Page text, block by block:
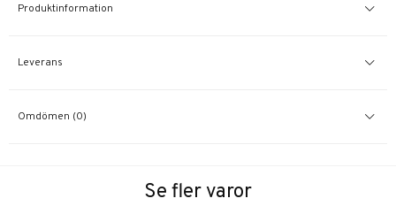
Produktinformation
Leverans
Omdömen (0)
Se fler varor